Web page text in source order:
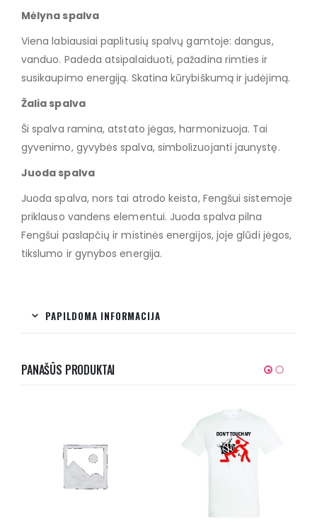
Mėlyna spalva
Viena labiausiai paplitusių spalvų gamtoje: dangus,
vanduo. Padeda atsipalaiduoti, pažadina rimties ir
susikaupimo energiją. Skatina kūrybiškumą ir judėjimą.
Žalia spalva
Ši spalva ramina, atstato jėgas, harmonizuoja. Tai
gyvenimo, gyvybės spalva, simbolizuojanti jaunystę.
Juoda spalva
Juoda spalva, nors tai atrodo keista, Fengšui sistemoje
priklauso vandens elementui. Juoda spalva pilna
Fengšui paslapčių ir mistinės energijos, joje glūdi jėgos,
tikslumo ir gynybos energija.
PAPILDOMA INFORMACIJA
PANAŠŪS PRODUKTAI